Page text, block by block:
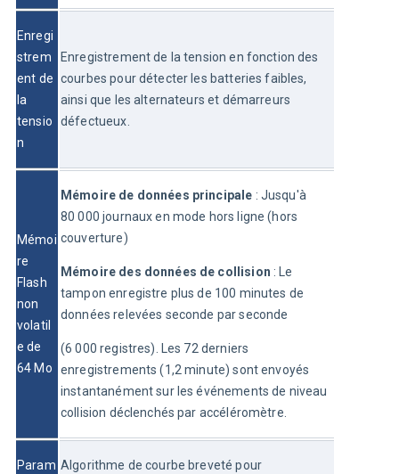
Enregi
strem
ent de
la
tensio
n
Enregistrement de la tension en fonction des
courbes pour détecter les batteries faibles,
ainsi que les alternateurs et démarreurs
défectueux.
Mémoi
re
Flash
non
volatil
e de
64 Mo
Mémoire de données principale : Jusqu'à
80 000 journaux en mode hors ligne (hors
couverture)
Mémoire des données de collision : Le
tampon enregistre plus de 100 minutes de
données relevées seconde par seconde
(6 000 registres). Les 72 derniers
enregistrements (1,2 minute) sont envoyés
instantanément sur les événements de niveau
collision déclenchés par accéléromètre.
Param Algorithme de courbe breveté pour